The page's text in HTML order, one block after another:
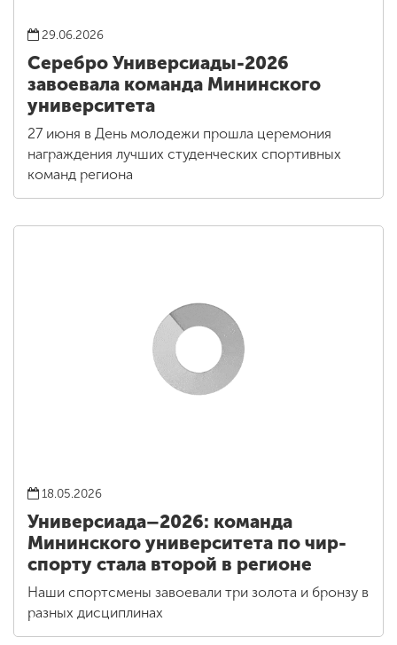
29.06.2026
Серебро Универсиады-2026
завоевала команда Мининского
университета
27 июня в День молодежи прошла церемония
награждения лучших студенческих спортивных
команд региона
18.05.2026
Универсиада–2026: команда
Мининского университета по чир-
спорту стала второй в регионе
Наши спортсмены завоевали три золота и бронзу в
разных дисциплинах